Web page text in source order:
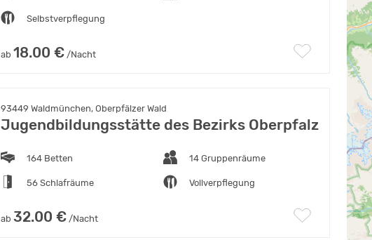
Selbstverpflegung
ab 18.00 € /Nacht
93449 Waldmünchen, Oberpfälzer Wald
Jugendbildungsstätte des Bezirks Oberpfalz
164 Betten 14 Gruppenräume
56 Schlafräume Vollverpflegung
ab 32.00 € /Nacht